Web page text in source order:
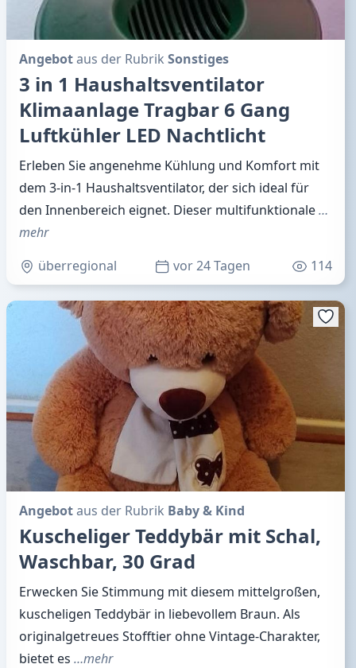
Angebotaus der Rubrik Sonstiges
3 in 1 Haushaltsventilator
Klimaanlage Tragbar 6 Gang
Luftkühler LED Nachtlicht
Erleben Sie angenehme Kühlung und Komfort mit
dem 3-in-1 Haushaltsventilator, der sich ideal für
den Innenbereich eignet. Dieser multifunktionale…
mehr
überregional
vor 24 Tagen 114
Angebotaus der Rubrik Baby & Kind
Kuscheliger Teddybär mit Schal,
Waschbar, 30 Grad
Erwecken Sie Stimmung mit diesem mittelgroßen,
kuscheligen Teddybär in liebevollem Braun. Als
originalgetreues Stofftier ohne Vintage-Charakter,
bietet es …mehr